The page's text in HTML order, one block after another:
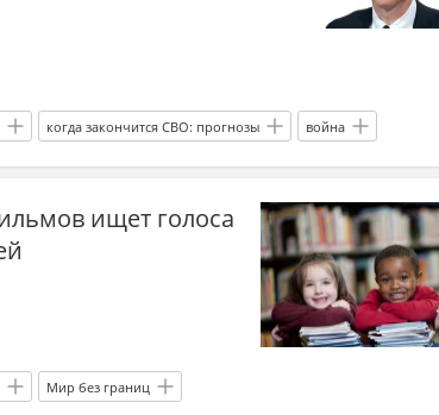
когда закончится СВО: прогнозы война
Украине Украина США Иран
Майкл Бом НАТО ВСУ Россия
по Украине
военная помощь Украине ПВО
ищет голоса
Мир без границ